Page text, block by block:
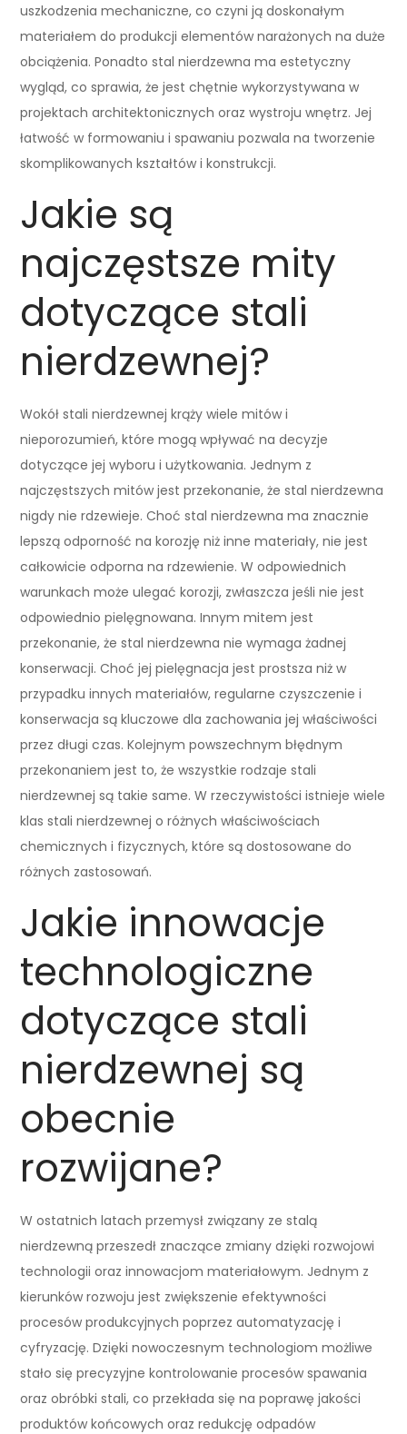
uszkodzenia mechaniczne, co czyni ją doskonałym
materiałem do produkcji elementów narażonych na duże
obciążenia. Ponadto stal nierdzewna ma estetyczny
wygląd, co sprawia, że jest chętnie wykorzystywana w
projektach architektonicznych oraz wystroju wnętrz. Jej
łatwość w formowaniu i spawaniu pozwala na tworzenie
skomplikowanych kształtów i konstrukcji.
Jakie są
najczęstsze mity
dotyczące stali
nierdzewnej?
Wokół stali nierdzewnej krąży wiele mitów i
nieporozumień, które mogą wpływać na decyzje
dotyczące jej wyboru i użytkowania. Jednym z
najczęstszych mitów jest przekonanie, że stal nierdzewna
nigdy nie rdzewieje. Choć stal nierdzewna ma znacznie
lepszą odporność na korozję niż inne materiały, nie jest
całkowicie odporna na rdzewienie. W odpowiednich
warunkach może ulegać korozji, zwłaszcza jeśli nie jest
odpowiednio pielęgnowana. Innym mitem jest
przekonanie, że stal nierdzewna nie wymaga żadnej
konserwacji. Choć jej pielęgnacja jest prostsza niż w
przypadku innych materiałów, regularne czyszczenie i
konserwacja są kluczowe dla zachowania jej właściwości
przez długi czas. Kolejnym powszechnym błędnym
przekonaniem jest to, że wszystkie rodzaje stali
nierdzewnej są takie same. W rzeczywistości istnieje wiele
klas stali nierdzewnej o różnych właściwościach
chemicznych i fizycznych, które są dostosowane do
różnych zastosowań.
Jakie innowacje
technologiczne
dotyczące stali
nierdzewnej są
obecnie
rozwijane?
W ostatnich latach przemysł związany ze stalą
nierdzewną przeszedł znaczące zmiany dzięki rozwojowi
technologii oraz innowacjom materiałowym. Jednym z
kierunków rozwoju jest zwiększenie efektywności
procesów produkcyjnych poprzez automatyzację i
cyfryzację. Dzięki nowoczesnym technologiom możliwe
stało się precyzyjne kontrolowanie procesów spawania
oraz obróbki stali, co przekłada się na poprawę jakości
produktów końcowych oraz redukcję odpadów